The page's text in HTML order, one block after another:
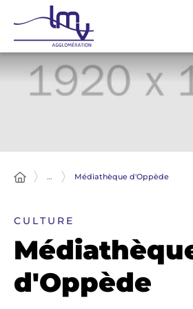
… Médiathèque d'Oppède
CULTURE
d'Oppède